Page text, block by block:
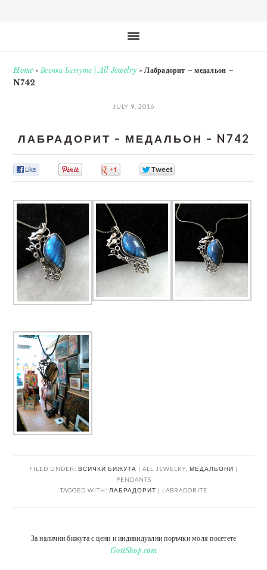
Home»Всички Бижута | All Jewelry »Лабрадорит – медальон –
N742
JULY 9, 2016
ЛАБРАДОРИТ – МЕДАЛЬОН – N742
FILED UNDER: ВСИЧКИ БИЖУТА | ALL JEWELRY МЕДАЛЬОНИ |
PENDANTS
TAGGED WITH: ЛАБРАДОРИТ | LABRADORITE
За налични бижута с цени и индивидуални поръчки моля посетете
GotiShop.com